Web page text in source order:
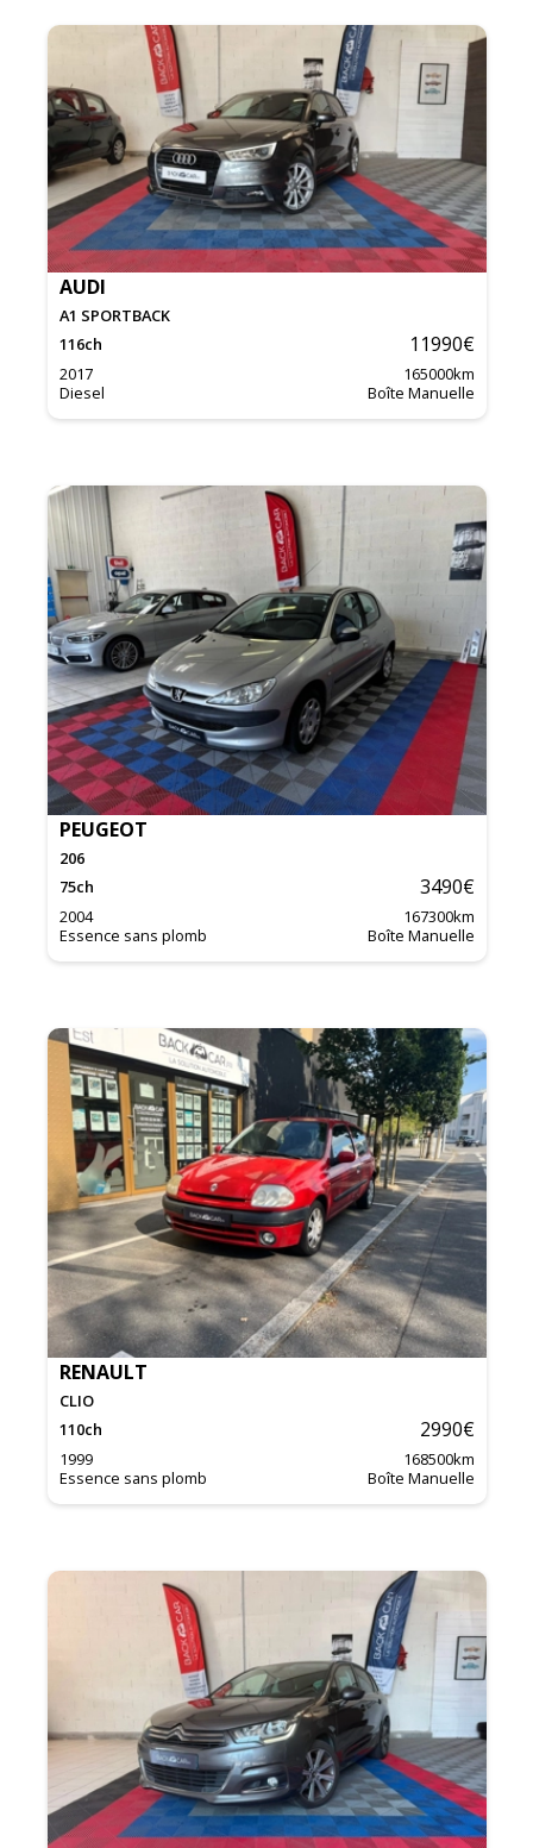
AUDI
A1 SPORTBACK
116ch 11990€
2017 165000km
Diesel
Boîte Manuelle
PEUGEOT
206
75ch 3490€
2004 167300km
Essence sans plomb
Boîte Manuelle
RENAULT
CLIO
110ch 2990€
1999 168500km
Essence sans plomb
Boîte Manuelle